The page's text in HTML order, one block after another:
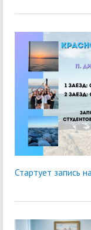
Стартует запись